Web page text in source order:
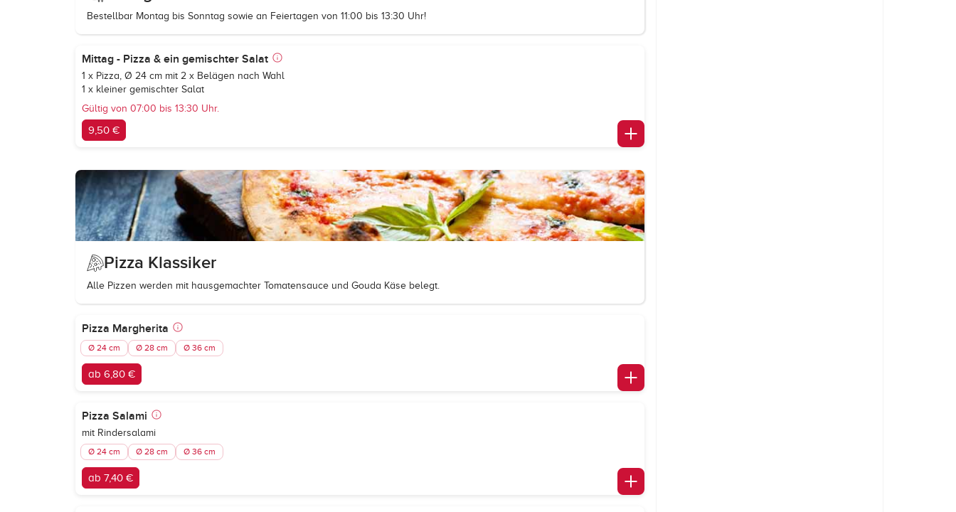
Bestellbar Montag bis Sonntag sowie an Feiertagen von 11:00 bis 13:30 Uhr!
Mittag - Pizza & ein gemischter Salat
1 x Pizza, Ø 24 cm mit 2 x Belägen nach Wahl
1 x kleiner gemischter Salat
Gültig von 07:00 bis 13:30 Uhr.
9,50 €
Pizza Klassiker
Alle Pizzen werden mit hausgemachter Tomatensauce und Gouda Käse belegt.
Pizza Margherita
Ø 24 cm Ø 28 cm Ø 36 cm
ab 6,80 €
Pizza Salami
mit Rindersalami
Ø 24 cm Ø 28 cm Ø 36 cm
ab 7,40 €